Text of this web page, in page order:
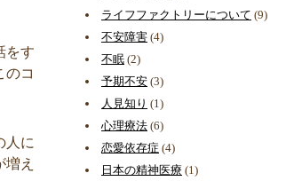
をす
のコ
人に
え
ライフファクトリーについて (9)
不安障害 (4)
不眠 (2)
予期不安 (3)
人見知り (1)
心理療法 (6)
恋愛依存症 (4)
日本の精神医療 (1)